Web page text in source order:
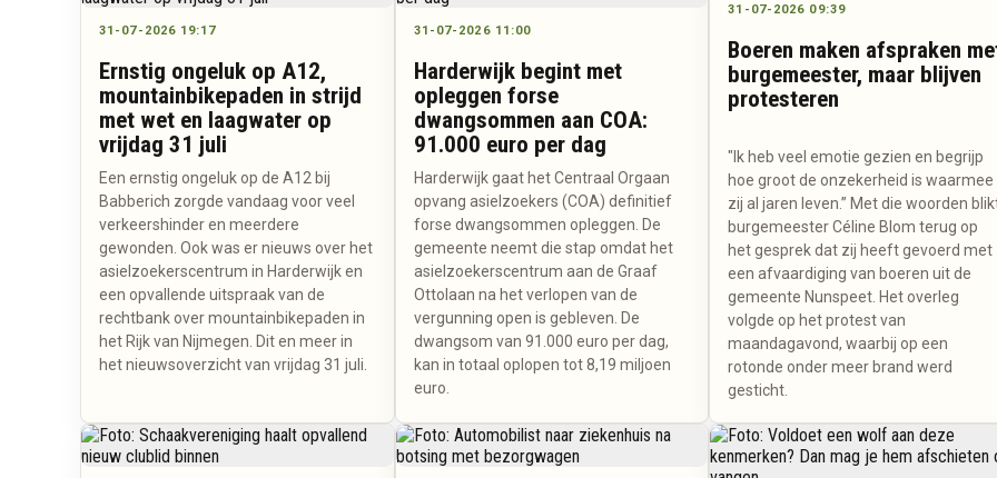
31-07-2026 19:17
Ernstig ongeluk op A12,
mountainbikepaden in strijd
met wet en laagwater op
vrijdag 31 juli
Een ernstig ongeluk op de A12 bij
Babberich zorgde vandaag voor veel
verkeershinder en meerdere
gewonden. Ook was er nieuws over het
asielzoekerscentrum in Harderwijk en
een opvallende uitspraak van de
rechtbank over mountainbikepaden in
het Rijk van Nijmegen. Dit en meer in
het nieuwsoverzicht van vrijdag 31 juli.
31-07-2026 11:00
Harderwijk begint met
opleggen forse
dwangsommen aan COA:
91.000 euro per dag
Harderwijk gaat het Centraal Orgaan
opvang asielzoekers (COA) definitief
forse dwangsommen opleggen. De
gemeente neemt die stap omdat het
asielzoekerscentrum aan de Graaf
Ottolaan na het verlopen van de
vergunning open is gebleven. De
dwangsom van 91.000 euro per dag,
kan in totaal oplopen tot 8,19 miljoen
euro.
31-07-2026 09:39
Boeren maken afspraken
burgemeester, maar blijven
protesteren
"Ik heb veel emotie gezien en begrijp
hoe groot de onzekerheid is waarmee
zij al jaren leven.” Met die woorden
burgemeester Céline Blom terug op
het gesprek dat zij heeft gevoerd met
een afvaardiging van boeren uit de
gemeente Nunspeet. Het overleg
volgde op het protest van
maandagavond, waarbij op een
rotonde onder meer brand werd
gesticht.